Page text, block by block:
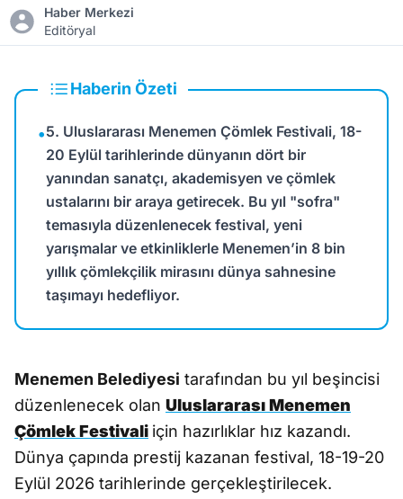
Haber Merkezi
Editöryal
Haberin Özeti
•5. Uluslararası Menemen Çömlek Festivali, 18-
20 Eylül tarihlerinde dünyanın dört bir
yanından sanatçı, akademisyen ve çömlek
ustalarını bir araya getirecek. Bu yıl "sofra"
temasıyla düzenlenecek festival, yeni
yarışmalar ve etkinliklerle Menemen’in 8 bin
yıllık çömlekçilik mirasını dünya sahnesine
taşımayı hedefliyor.
Menemen Belediyesi tarafından bu yıl beşincisi
düzenlenecek olan Uluslararası Menemen
Çömlek Festivali için hazırlıklar hız kazandı.
Dünya çapında prestij kazanan festival, 18-19-20
Eylül 2026 tarihlerinde gerçekleştirilecek.